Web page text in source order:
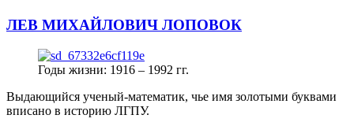
ЛЕВ МИХАЙЛОВИЧ ЛОПОВОК
Годы жизни: 1916 – 1992 гг.
Выдающийся ученый-математик, чье имя золотыми буквами
вписано в историю ЛГПУ.